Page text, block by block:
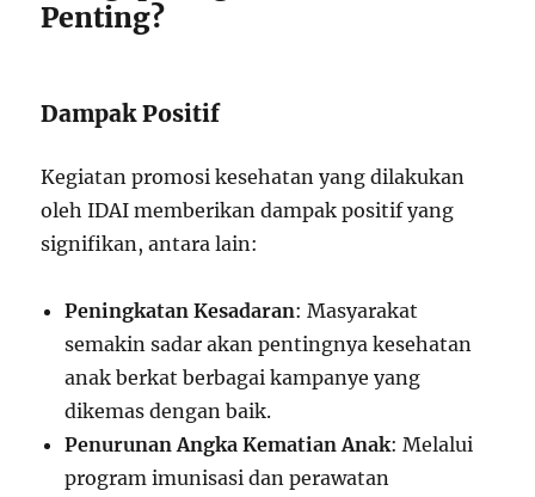
Penting?
Dampak Positif
Kegiatan promosi kesehatan yang dilakukan
oleh IDAI memberikan dampak positif yang
signifikan, antara lain:
Peningkatan Kesadaran: Masyarakat
semakin sadar akan pentingnya kesehatan
anak berkat berbagai kampanye yang
dikemas dengan baik.
Penurunan Angka Kematian Anak: Melalui
program imunisasi dan perawatan